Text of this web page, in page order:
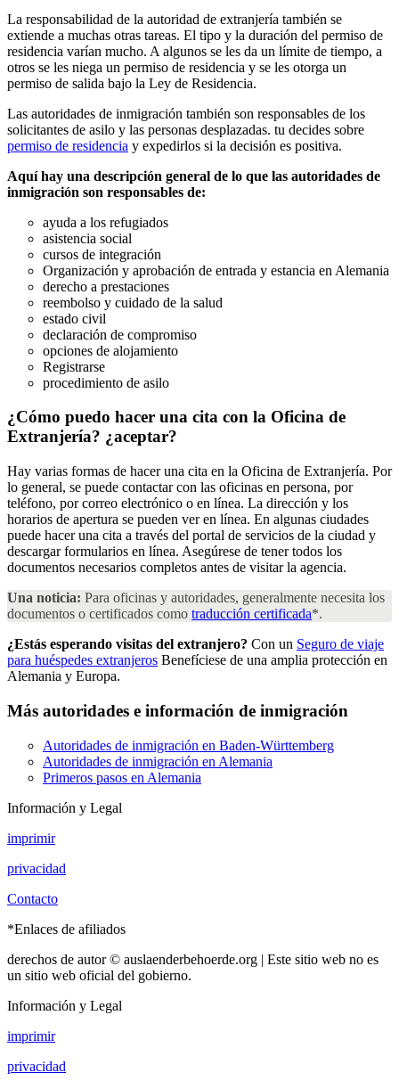
La responsabilidad de la autoridad de extranjería también se
extiende a muchas otras tareas. El tipo y la duración del permiso de
residencia varían mucho. A algunos se les da un límite de tiempo, a
otros se les niega un permiso de residencia y se les otorga un
permiso de salida bajo la Ley de Residencia.
Las autoridades de inmigración también son responsables de los
solicitantes de asilo y las personas desplazadas. tu decides sobre
permiso de residencia y expedirlos si la decisión es positiva.
Aquí hay una descripción general de lo que las autoridades de
inmigración son responsables de:
ayuda a los refugiados
asistencia social
cursos de integración
Organización y aprobación de entrada y estancia en Alemania
derecho a prestaciones
reembolso y cuidado de la salud
estado civil
declaración de compromiso
opciones de alojamiento
Registrarse
procedimiento de asilo
¿Cómo puedo hacer una cita con la Oficina de
Extranjería? ¿aceptar?
Hay varias formas de hacer una cita en la Oficina de Extranjería. Por
lo general, se puede contactar con las oficinas en persona, por
teléfono, por correo electrónico o en línea. La dirección y los
horarios de apertura se pueden ver en línea. En algunas ciudades
puede hacer una cita a través del portal de servicios de la ciudad y
descargar formularios en línea. Asegúrese de tener todos los
documentos necesarios completos antes de visitar la agencia.
Una noticia: Para oficinas y autoridades, generalmente necesita los
documentos o certificados como traducción certificada*.
¿Estás esperando visitas del extranjero? Con un Seguro de viaje
para huéspedes extranjeros Benefíciese de una amplia protección en
Alemania y Europa.
Más autoridades e información de inmigración
Autoridades de inmigración en Baden-Württemberg
Autoridades de inmigración en Alemania
Primeros pasos en Alemania
Información y Legal
imprimir
privacidad
Contacto
*Enlaces de afiliados
derechos de autor © auslaenderbehoerde.org | Este sitio web no es
un sitio web oficial del gobierno.
Información y Legal
imprimir
privacidad